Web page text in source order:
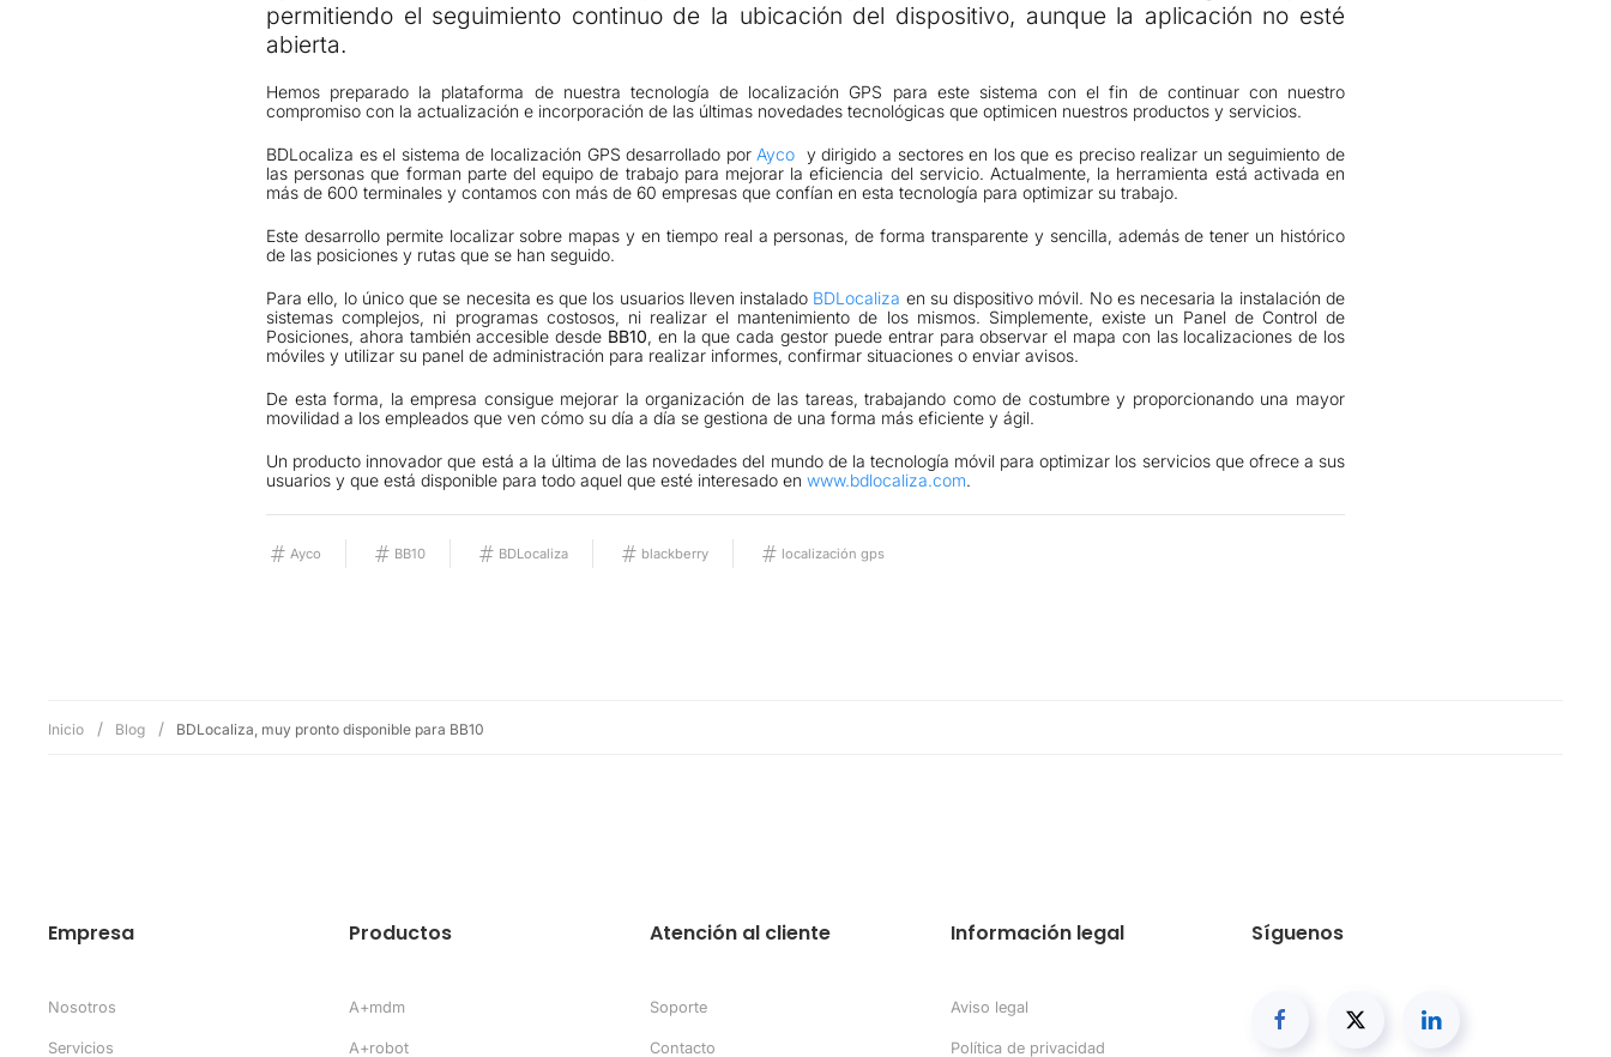
permitiendo el seguimiento continuo de la ubicación del dispositivo, aunque la aplicación no esté
abierta.
Hemos preparado la plataforma de nuestra tecnología de localización GPS para este sistema con el fin de continuar con nuestro
compromiso con la actualización e incorporación de las últimas novedades tecnológicas que optimicen nuestros productos y servicios.
BDLocaliza es el sistema de localización GPS desarrollado por Ayco y dirigido a sectores en los que es preciso realizar un seguimiento de
las personas que forman parte del equipo de trabajo para mejorar la eficiencia del servicio. Actualmente, la herramienta está activada en
más de 600 terminales y contamos con más de 60 empresas que confían en esta tecnología para optimizar su trabajo.
Este desarrollo permite localizar sobre mapas y en tiempo real a personas, de forma transparente y sencilla, además de tener un histórico
de las posiciones y rutas que se han seguido.
Para ello, lo único que se necesita es que los usuarios lleven instalado BDLocaliza en su dispositivo móvil. No es necesaria la instalación de
sistemas complejos, ni programas costosos, ni realizar el mantenimiento de los mismos. Simplemente, existe un Panel de Control de
Posiciones, ahora también accesible desde BB10, en la que cada gestor puede entrar para observar el mapa con las localizaciones de los
móviles y utilizar su panel de administración para realizar informes, confirmar situaciones o enviar avisos.
De esta forma, la empresa consigue mejorar la organización de las tareas, trabajando como de costumbre y proporcionando una mayor
movilidad a los empleados que ven cómo su día a día se gestiona de una forma más eficiente y ágil.
Un producto innovador que está a la última de las novedades del mundo de la tecnología móvil para optimizar los servicios que ofrece a sus
usuarios y que está disponible para todo aquel que esté interesado en www.bdlocaliza.com.
Ayco BB10 BDLocaliza blackberry localización gps
Inicio Blog BDLocaliza, muy pronto disponible para BB10
Empresa
Nosotros
Servicios
Productos
A+mdm
A+robot
Atención al cliente
Soporte
Contacto
Información legal
Aviso legal
Política de privacidad
Síguenos